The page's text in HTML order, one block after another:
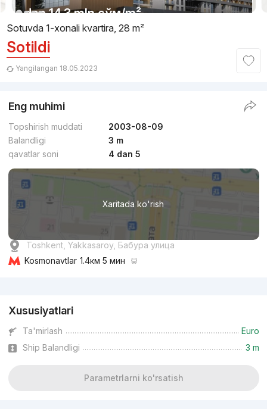
dan14.3 mln сўм/m²
Topshirilishi 1kv 2027
TJ «Vision»
Kelishilgan
4
Modera Towers
TJ «Modera Towers»
Sotuvda 1-xonali kvartira, 28 m²
Sotildi
Yangilangan 18.05.2023
Eng muhimi
Topshirish muddati
2003-08-09
Balandligi
3 m
qavatlar soni
4 dan 5
Xaritada ko'rish
Toshkent, Yakkasaroy, Бабура улица
Kosmonavtlar 1.4км 5 мин
Xususiyatlari
Ta'mirlash
Euro
Ship Balandligi
3 m
Parametrlarni ko'rsatish